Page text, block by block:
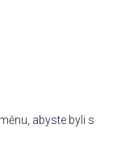
abyste byli s